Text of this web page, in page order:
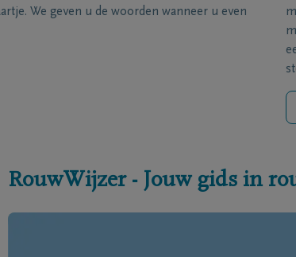
We geven u de woorden wanneer u even
RouwWijzer - Jouw gids in